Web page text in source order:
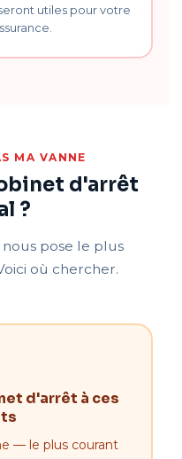
utiles pour votre
MA VANNE
d'arrêt
?
pose le plus
où chercher.
d'arrêt à ces
— le plus courant